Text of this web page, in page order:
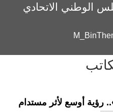
الوطني الاتحادي
رؤية أوسع لأثر مستدام